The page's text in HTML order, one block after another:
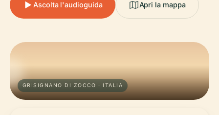
Ascolta l'audioguida Apri la mappa
GRISIGNANO DI ZOCCO · ITALIA